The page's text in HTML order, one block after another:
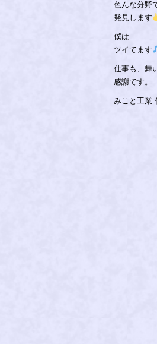
色んな分野
発見します
僕は
ツイてます
仕事も、舞
感謝です。
みこと工業